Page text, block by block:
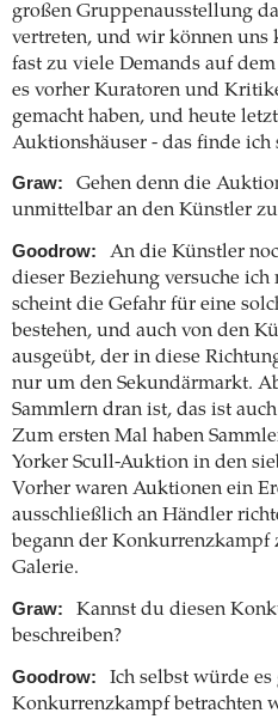
großen Gruppenausstellung
vertreten, und wir können uns
fast zu viele Demands auf
es vorher Kuratoren und
gemacht haben, und heute
Auktionshäuser - das finde ich
Graw:
Gehen denn die
unmittelbar an den Künstler
Goodrow:
An die Künstler
dieser Beziehung versuche
scheint die Gefahr für eine
bestehen, und auch von den
ausgeübt, der in diese
nur um den Sekundärmarkt.
Sammlern dran ist, das ist
Zum ersten Mal haben
Yorker Scull-Auktion in den
Vorher waren Auktionen ein
ausschließlich an Händler
begann der
Galerie.
Graw:
Kannst du diesen
beschreiben?
Goodrow:
Ich selbst würde es
Konkurrenzkampf betrachten